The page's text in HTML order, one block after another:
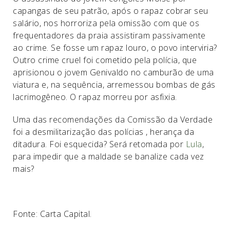
capangas de seu patrão, após o rapaz cobrar seu
salário, nos horroriza pela omissão com que os
frequentadores da praia assistiram passivamente
ao crime. Se fosse um rapaz louro, o povo interviria?
Outro crime cruel foi cometido pela polícia, que
aprisionou o jovem Genivaldo no camburão de uma
viatura e, na sequência, arremessou bombas de gás
lacrimogêneo. O rapaz morreu por asfixia.
Uma das recomendações da Comissão da Verdade
foi a desmilitarização das polícias , herança da
ditadura. Foi esquecida? Será retomada por Lula,
para impedir que a maldade se banalize cada vez
mais?
Fonte: Carta Capital.